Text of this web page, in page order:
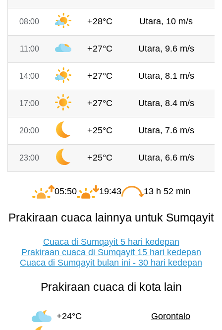
08:00 +28°C Utara, 10 m/s
11:00 +27°C Utara, 9.6 m/s
14:00 +27°C Utara, 8.1 m/s
17:00 +27°C Utara, 8.4 m/s
20:00 +25°C Utara, 7.6 m/s
23:00 +25°C Utara, 6.6 m/s
05:50 19:43 13 h 52 min
Prakiraan cuaca lainnya untuk Sumqayit
Cuaca di Sumqayit 5 hari kedepan
Prakiraan cuaca di Sumqayit 15 hari kedepan
Cuaca di Sumqayit bulan ini - 30 hari kedepan
Prakiraan cuaca di kota lain
+24°C
Gorontalo